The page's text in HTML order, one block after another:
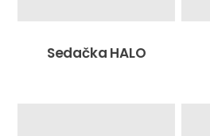
Sedačka HALO